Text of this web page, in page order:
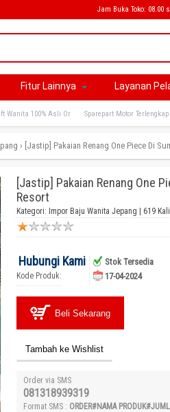
Jam Buka Toko: 08.00
Fitur Lainnya Layanan
Wanita 100% Asli Or Sparepart Motor
› [Jastip] Pakaian Renang One Piece Di
[Jastip] Pakaian Renang One
Resort
Kategori: Impor Baju Wanita Jepang | 619
Hubungi Kami
Kode Produk:
Stok Tersedia
17-04-2024
Beli Sekarang
Tambah ke Wishlist
Order via SMS
081318939319
Format SMS : ORDER#NAMA